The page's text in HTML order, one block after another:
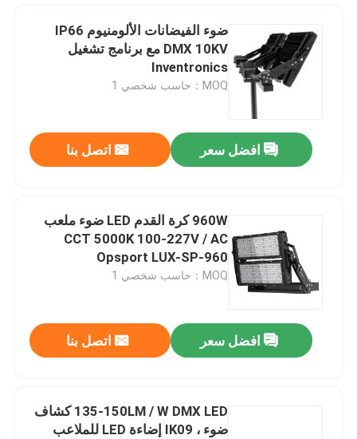
ضوء الفيضانات الألومنيوم IP66
DMX 10KV مع برنامج تشغيل
Inventronics
MOQ：حاسب شخصي 1
افضل سعر اتصل بنا
960W كرة القدم LED ضوء ملعب
CCT 5000K 100-227V / AC
Opsport LUX-SP-960
MOQ：حاسب شخصي 1
افضل سعر اتصل بنا
135-150LM / W DMX LED كشاف
ضوء ، IK09 إضاءة LED للملاعب